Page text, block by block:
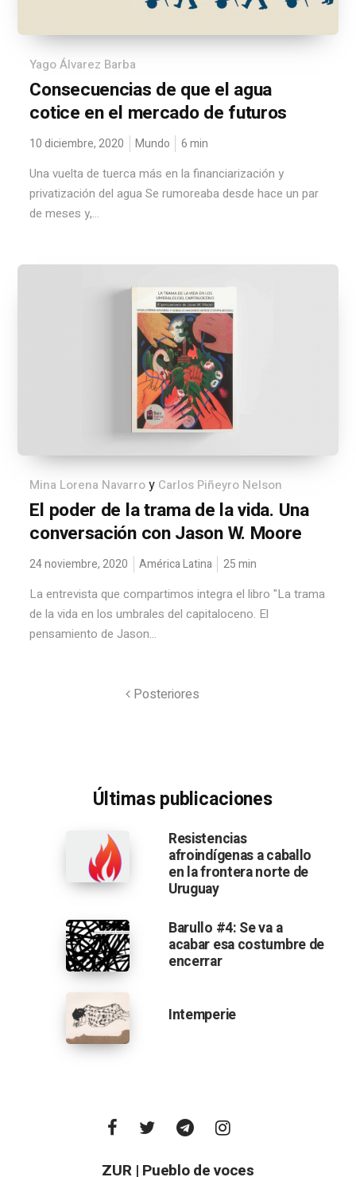
Yago Álvarez Barba
Consecuencias de que el agua
cotice en el mercado de futuros
10 diciembre, 2020 Mundo 6 min
Una vuelta de tuerca más en la financiarización y
privatización del agua Se rumoreaba desde hace un par
de meses y,...
Mina Lorena Navarroy Carlos Piñeyro Nelson
El poder de la trama de la vida. Una
conversación con Jason W. Moore
24 noviembre, 2020 América Latina 25 min
La entrevista que compartimos integra el libro "La trama
de la vida en los umbrales del capitaloceno. El
pensamiento de Jason...
Posteriores
Últimas publicaciones
Resistencias
afroindígenas a caballo
en la frontera norte de
Uruguay
Barullo #4: Se va a
acabar esa costumbre de
encerrar
Intemperie
ZUR | Pueblo de voces